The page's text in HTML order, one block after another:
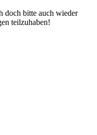
doch bitte auch wieder
teilzuhaben!